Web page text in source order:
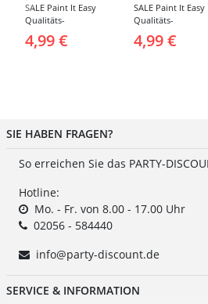
SALE Paint It Easy
Qualitäts-
Rund, 2 Stück, für
4,99 €
SALE Paint It Easy
Qualitäts-
Stoppelschwamm,
4,99 €
SIE HABEN FRAGEN?
So erreichen Sie das PARTY-
Hotline:
Mo. - Fr. von 8.00 - 17.00 Uhr
02056 - 584440
info@party-discount.de
SERVICE & INFORMATION